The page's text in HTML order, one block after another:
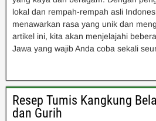
lokal dan rempah-rempah asli
menawarkan rasa yang unik dan
artikel ini, kita akan menjelajahi
Jawa yang wajib Anda coba sekali
Resep Tumis Kangkung
dan Gurih